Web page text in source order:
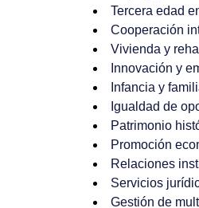
Tercera edad
Cooperación
Vivienda y
Innovación y
Infancia y
Igualdad de
Patrimonio
Promoción
Relaciones
Servicios
Gestión de